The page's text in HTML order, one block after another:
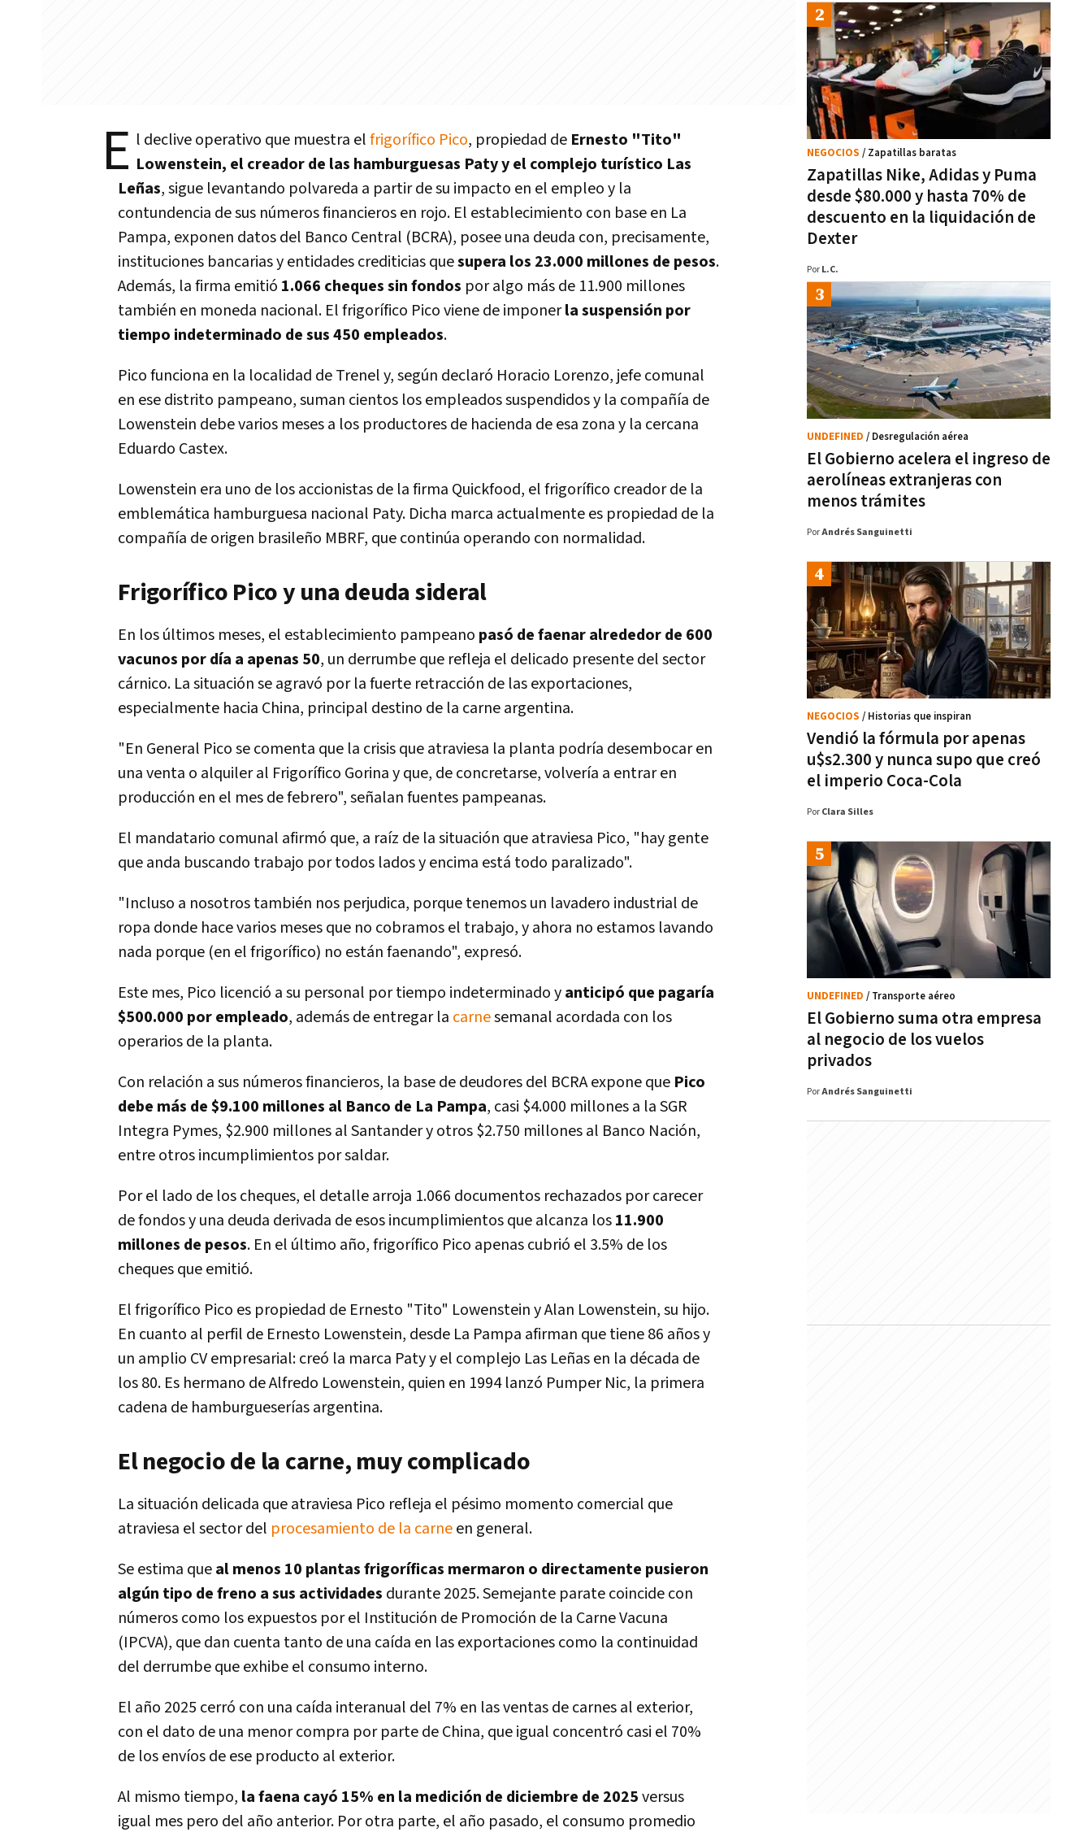
E l declive operativo que muestra elfrigorífico Pico, propiedad de Ernesto "Tito"
Lowenstein, el creador de las hamburguesas Paty y el complejo turístico Las
Leñas, sigue levantando polvareda a partir de su impacto en el empleo y la
contundencia de sus números financieros en rojo. El establecimiento con base en La
Pampa, exponen datos del Banco Central (BCRA), posee una deuda con, precisamente,
instituciones bancarias y entidades crediticias quesupera los 23.000 millones de pesos.
Además, la firma emitió 1.066 cheques sin fondos por algo más de 11.900 millones
también en moneda nacional. El frigorífico Pico viene de imponerla suspensión por
tiempo indeterminado de sus 450 empleados.
Pico funciona en la localidad de Trenel y, según declaró Horacio Lorenzo, jefe comunal
en ese distrito pampeano, suman cientos los empleados suspendidos y la compañía de
Lowenstein debe varios meses a los productores de hacienda de esa zona y la cercana
Eduardo Castex.
Lowenstein era uno de los accionistas de la firma Quickfood, el frigorífico creador de la
emblemática hamburguesa nacional Paty. Dicha marca actualmente es propiedad de la
compañía de origen brasileño MBRF, que continúa operando con normalidad.
Frigorífico Pico y una deuda sideral
En los últimos meses, el establecimiento pampeano pasó de faenar alrededor de 600
vacunos por día a apenas 50, un derrumbe que refleja el delicado presente del sector
cárnico. La situación se agravó por la fuerte retracción de las exportaciones,
especialmente hacia China, principal destino de la carne argentina.
"En General Pico se comenta que la crisis que atraviesa la planta podría desembocar en
una venta o alquiler al Frigorífico Gorina y que, de concretarse, volvería a entrar en
producción en el mes de febrero", señalan fuentes pampeanas.
El mandatario comunal afirmó que, a raíz de la situación que atraviesa Pico, "hay gente
que anda buscando trabajo por todos lados y encima está todo paralizado".
"Incluso a nosotros también nos perjudica, porque tenemos un lavadero industrial de
ropa donde hace varios meses que no cobramos el trabajo, y ahora no estamos lavando
nada porque (en el frigorífico) no están faenando", expresó.
Este mes, Pico licenció a su personal por tiempo indeterminado yanticipó que pagaría
$500.000 por empleado, además de entregar la carnesemanal acordada con los
operarios de la planta.
Con relación a sus números financieros, la base de deudores del BCRA expone que Pico
debe más de $9.100 millones al Banco de La Pampa, casi $4.000 millones a la SGR
Integra Pymes, $2.900 millones al Santander y otros $2.750 millones al Banco Nación,
entre otros incumplimientos por saldar.
Por el lado de los cheques, el detalle arroja 1.066 documentos rechazados por carecer
de fondos y una deuda derivada de esos incumplimientos que alcanza los11.900
millones de pesos. En el último año, frigorífico Pico apenas cubrió el 3.5% de los
cheques que emitió.
El frigorífico Pico es propiedad de Ernesto "Tito" Lowenstein y Alan Lowenstein, su hijo.
En cuanto al perfil de Ernesto Lowenstein, desde La Pampa afirman que tiene 86 años y
un amplio CV empresarial: creó la marca Paty y el complejo Las Leñas en la década de
los 80. Es hermano de Alfredo Lowenstein, quien en 1994 lanzó Pumper Nic, la primera
cadena de hamburgueserías argentina.
El negocio de la carne, muy complicado
La situación delicada que atraviesa Pico refleja el pésimo momento comercial que
atraviesa el sector del procesamiento de la carneen general.
Se estima queal menos 10 plantas frigoríficas mermaron o directamente pusieron
algún tipo de freno a sus actividades durante 2025. Semejante parate coincide con
números como los expuestos por el Institución de Promoción de la Carne Vacuna
(IPCVA), que dan cuenta tanto de una caída en las exportaciones como la continuidad
del derrumbe que exhibe el consumo interno.
El año 2025 cerró con una caída interanual del 7% en las ventas de carnes al exterior,
con el dato de una menor compra por parte de China, que igual concentró casi el 70%
de los envíos de ese producto al exterior.
Al mismo tiempo, la faena cayó 15% en la medición de diciembre de 2025versus
igual mes pero del año anterior. Por otra parte, el año pasado, el consumo promedio
Zapatillas Nike, Adidas y Puma
desde $80.000 y hasta 70% de
descuento en la liquidación de
Dexter
NEGOCIOS / Zapatillas baratas
Por L.C.
El Gobierno acelera el ingreso de
aerolíneas extranjeras con
menos trámites
UNDEFINED / Desregulación aérea
PorAndrés Sanguinetti
Vendió la fórmula por apenas
u$s2.300 y nunca supo que creó
el imperio Coca-Cola
NEGOCIOS / Historias que inspiran
Por Clara Silles
El Gobierno suma otra empresa
al negocio de los vuelos
privados
UNDEFINED / Transporte aéreo
PorAndrés Sanguinetti